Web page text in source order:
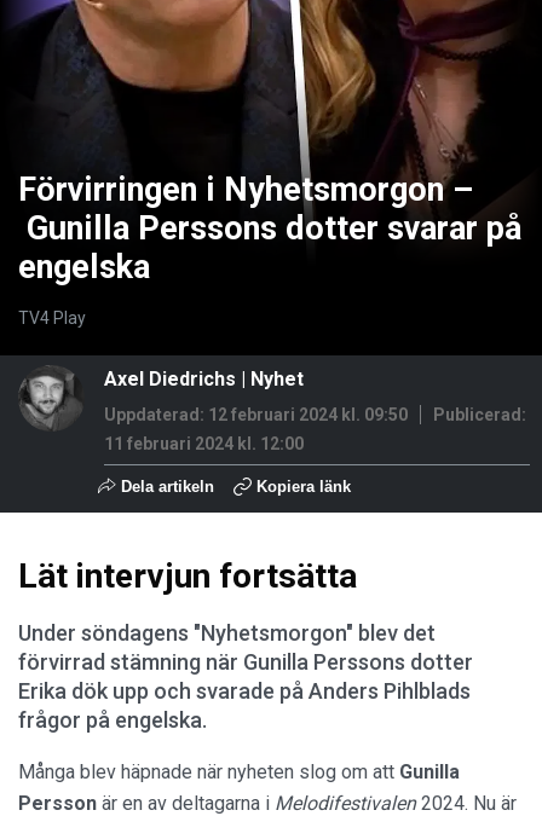
Förvirringen i Nyhetsmorgon –
Gunilla Perssons dotter svarar på
engelska
TV4 Play
Axel Diedrichs | Nyhet
Uppdaterad: 12 februari 2024 kl. 09:50
Publicerad:
11 februari 2024 kl. 12:00
Dela artikeln Kopiera länk
Lät intervjun fortsätta
Under söndagens "Nyhetsmorgon" blev det
förvirrad stämning när Gunilla Perssons dotter
Erika dök upp och svarade på Anders Pihlblads
frågor på engelska.
Många blev häpnade när nyheten slog om att Gunilla
Persson är en av deltagarna i Melodifestivalen2024. Nu är